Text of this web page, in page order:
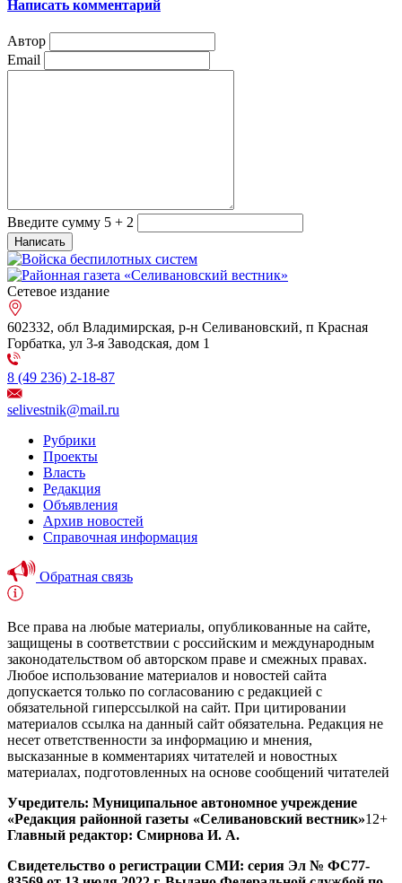
Написать комментарий
Автор
Email
Введите сумму 5 + 2
Сетевое издание
602332, обл Владимирская, р-н Селивановский, п Красная
Горбатка, ул 3-я Заводская, дом 1
8 (49 236) 2-18-87
selivestnik@mail.ru
Рубрики
Проекты
Власть
Редакция
Объявления
Архив новостей
Справочная информация
Обратная связь
Все права на любые материалы, опубликованные на сайте,
защищены в соответствии с российским и международным
законодательством об авторском праве и смежных правах.
Любое использование материалов и новостей сайта
допускается только по согласованию с редакцией с
обязательной гиперссылкой на сайт. При цитировании
материалов ссылка на данный сайт обязательна. Редакция не
несет ответственности за информацию и мнения,
высказанные в комментариях читателей и новостных
материалах, подготовленных на основе сообщений читателей
Учредитель: Муниципальное автономное учреждение
«Редакция районной газеты «Селивановский вестник»12+
Главный редактор: Смирнова И. А.
Свидетельство о регистрации СМИ: серия Эл № ФС77-